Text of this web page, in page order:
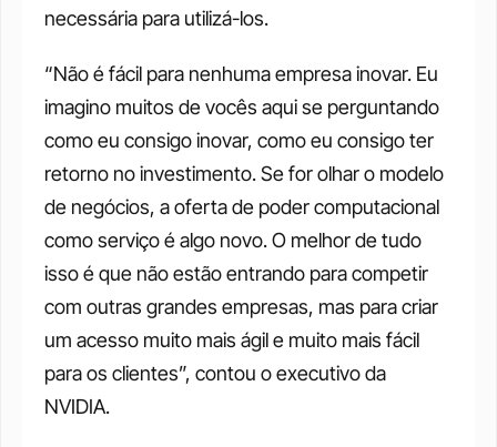
necessária para utilizá-los.
“Não é fácil para nenhuma empresa inovar. Eu
imagino muitos de vocês aqui se perguntando
como eu consigo inovar, como eu consigo ter
retorno no investimento. Se for olhar o modelo
de negócios, a oferta de poder computacional
como serviço é algo novo. O melhor de tudo
isso é que não estão entrando para competir
com outras grandes empresas, mas para criar
um acesso muito mais ágil e muito mais fácil
para os clientes”, contou o executivo da
NVIDIA.